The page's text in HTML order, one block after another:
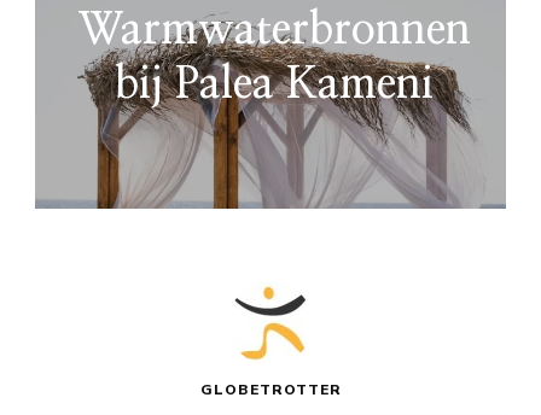
Warmwaterbronnen
bij Palea Kameni
GLOBETROTTER